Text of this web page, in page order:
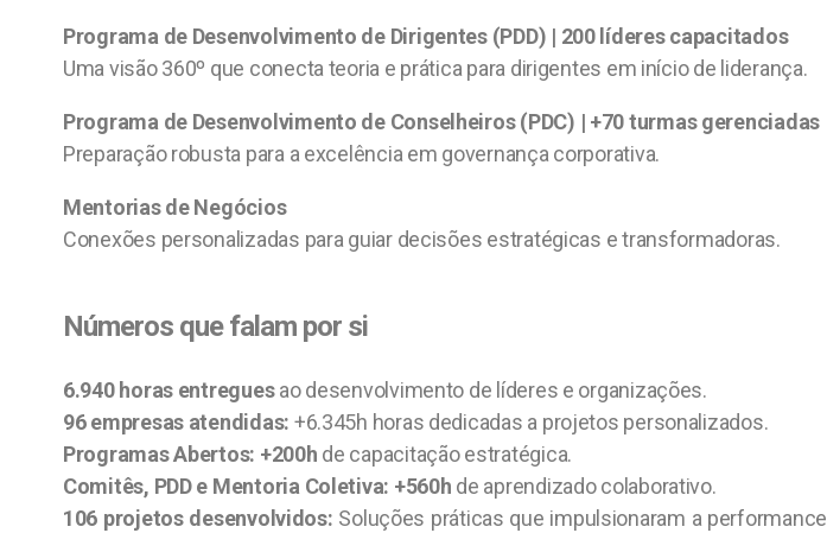
Programa de Desenvolvimento de Dirigentes (PDD) | 200 líderes capacitados
Uma visão 360º que conecta teoria e prática para dirigentes em início de liderança.
Programa de Desenvolvimento de Conselheiros (PDC) | +70 turmas gerenciadas
Preparação robusta para a excelência em governança corporativa.
Mentorias de Negócios
Conexões personalizadas para guiar decisões estratégicas e transformadoras.
Números que falam por si
6.940 horas entreguesao desenvolvimento de líderes e organizações.
96 empresas atendidas: +6.345h horas dedicadas a projetos personalizados.
Programas Abertos: +200h de capacitação estratégica.
Comitês, PDD e Mentoria Coletiva: +560h de aprendizado colaborativo.
106 projetos desenvolvidos: Soluções práticas que impulsionaram a performance